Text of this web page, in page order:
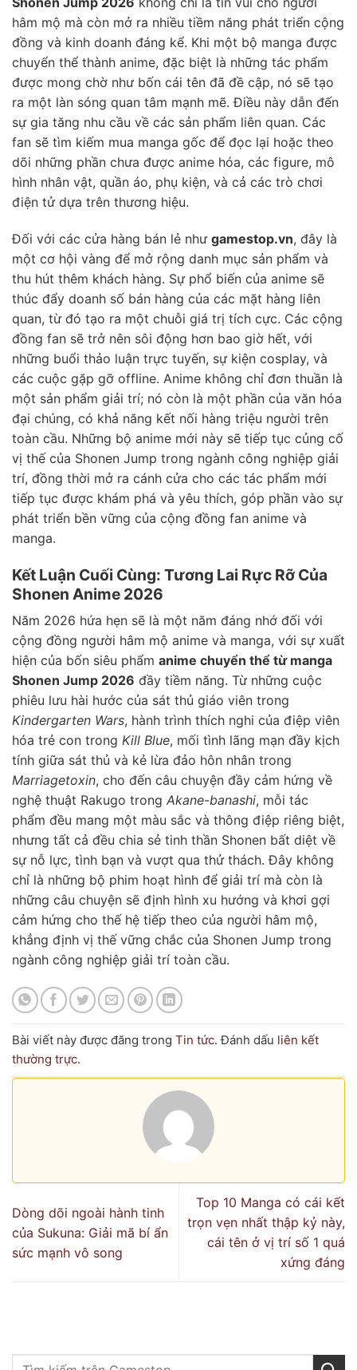
hâm mộ mà còn mở ra nhiều tiềm năng phát triển cộng
đồng và kinh doanh đáng kể. Khi một bộ manga được
chuyển thể thành anime, đặc biệt là những tác phẩm
được mong chờ như bốn cái tên đã đề cập, nó sẽ tạo
ra một làn sóng quan tâm mạnh mẽ. Điều này dẫn đến
sự gia tăng nhu cầu về các sản phẩm liên quan. Các
fan sẽ tìm kiếm mua manga gốc để đọc lại hoặc theo
dõi những phần chưa được anime hóa, các figure, mô
hình nhân vật, quần áo, phụ kiện, và cả các trò chơi
điện tử dựa trên thương hiệu.
Đối với các cửa hàng bán lẻ như gamestop.vn, đây là
một cơ hội vàng để mở rộng danh mục sản phẩm và
thu hút thêm khách hàng. Sự phổ biến của anime sẽ
thúc đẩy doanh số bán hàng của các mặt hàng liên
quan, từ đó tạo ra một chuỗi giá trị tích cực. Các cộng
đồng fan sẽ trở nên sôi động hơn bao giờ hết, với
những buổi thảo luận trực tuyến, sự kiện cosplay, và
các cuộc gặp gỡ offline. Anime không chỉ đơn thuần là
một sản phẩm giải trí; nó còn là một phần của văn hóa
đại chúng, có khả năng kết nối hàng triệu người trên
toàn cầu. Những bộ anime mới này sẽ tiếp tục củng cố
vị thế của Shonen Jump trong ngành công nghiệp giải
trí, đồng thời mở ra cánh cửa cho các tác phẩm mới
tiếp tục được khám phá và yêu thích, góp phần vào sự
phát triển bền vững của cộng đồng fan anime và
manga.
Kết Luận Cuối Cùng: Tương Lai Rực Rỡ Của
Shonen Anime 2026
Năm 2026 hứa hẹn sẽ là một năm đáng nhớ đối với
cộng đồng người hâm mộ anime và manga, với sự xuất
hiện của bốn siêu phẩm anime chuyển thể từ manga
Shonen Jump 2026 đầy tiềm năng. Từ những cuộc
phiêu lưu hài hước của sát thủ giáo viên trong
Kindergarten Wars, hành trình thích nghi của điệp viên
hóa trẻ con trong Kill Blue, mối tình lãng mạn đầy kịch
tính giữa sát thủ và kẻ lừa đảo hôn nhân trong
Marriagetoxin, cho đến câu chuyện đầy cảm hứng về
nghệ thuật Rakugo trong Akane-banashi, mỗi tác
phẩm đều mang một màu sắc và thông điệp riêng biệt,
nhưng tất cả đều chia sẻ tinh thần Shonen bất diệt về
sự nỗ lực, tình bạn và vượt qua thử thách. Đây không
chỉ là những bộ phim hoạt hình để giải trí mà còn là
những câu chuyện sẽ định hình xu hướng và khơi gợi
cảm hứng cho thế hệ tiếp theo của người hâm mộ,
khẳng định vị thế vững chắc của Shonen Jump trong
ngành công nghiệp giải trí toàn cầu.
Bài viết này được đăng trong Tin tức. Đánh dấu liên kết
thường trực.
Dòng dõi ngoài hành tinh
của Sukuna: Giải mã bí ẩn
sức mạnh vô song
Top 10 Manga có cái kết
trọn vẹn nhất thập kỷ này,
cái tên ở vị trí số 1 quá
xứng đáng